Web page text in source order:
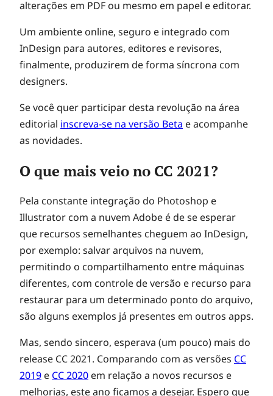
alterações em PDF ou mesmo em papel e editorar.
Um ambiente online, seguro e integrado com
InDesign para autores, editores e revisores,
finalmente, produzirem de forma síncrona com
designers.
Se você quer participar desta revolução na área
editorial inscreva-se na versão Beta e acompanhe
as novidades.
O que mais veio no CC 2021?
Pela constante integração do Photoshop e
Illustrator com a nuvem Adobe é de se esperar
que recursos semelhantes cheguem ao InDesign,
por exemplo: salvar arquivos na nuvem,
permitindo o compartilhamento entre máquinas
diferentes, com controle de versão e recurso para
restaurar para um determinado ponto do arquivo,
são alguns exemplos já presentes em outros apps.
Mas, sendo sincero, esperava (um pouco) mais do
release CC 2021. Comparando com as versões CC
2019 e CC 2020 em relação a novos recursos e
melhorias, este ano ficamos a desejar. Espero que